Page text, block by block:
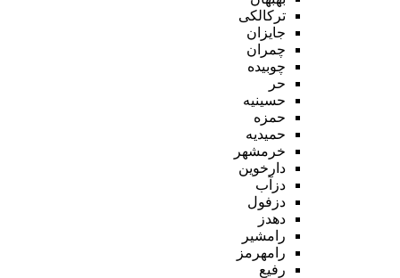
ترکالکی
جایزان
چمران
چوبیده
حر
حسینیه
حمزه
حمیدیه
خرمشهر
دارخوین
دزآب
دزفول
دهدز
رامشیر
رامهرمز
رفیع